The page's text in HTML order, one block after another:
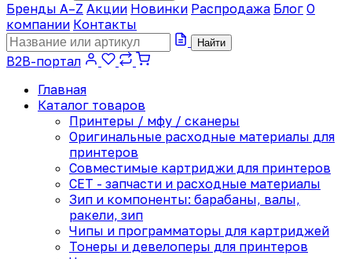
Бренды A–Z Акции Новинки Распродажа Блог О
компании Контакты
Найти
B2B-портал
Главная
Каталог товаров
Принтеры / мфу / сканеры
Оригинальные расходные материалы для
принтеров
Совместимые картриджи для принтеров
CET - запчасти и расходные материалы
Зип и компоненты: барабаны, валы,
ракели, зип
Чипы и программаторы для картриджей
Тонеры и девелоперы для принтеров